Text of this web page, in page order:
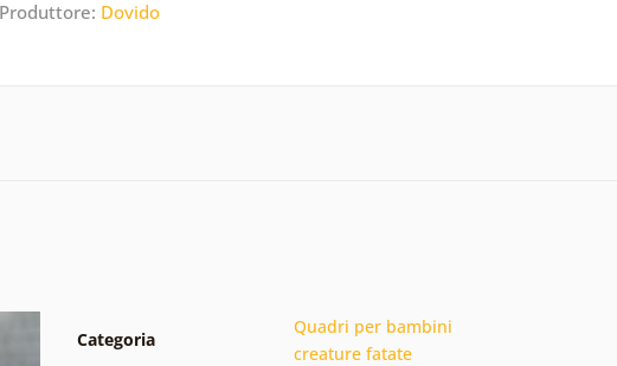
Dovido
Categoria
Quadri per bambini
creature fatate